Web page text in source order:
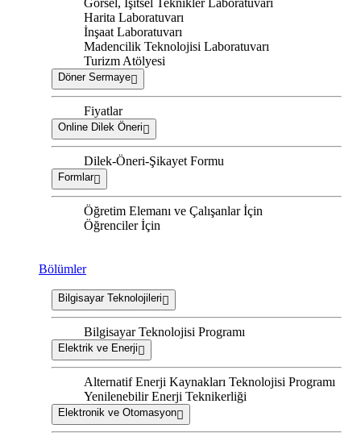
Görsel, İşitsel Teknikler Laboratuvarı
Harita Laboratuvarı
İnşaat Laboratuvarı
Madencilik Teknolojisi Laboratuvarı
Turizm Atölyesi
Döner Sermaye
Fiyatlar
Online Dilek Öneri
Dilek-Öneri-Şikayet Formu
Formlar
Öğretim Elemanı ve Çalışanlar İçin
Öğrenciler İçin
Bölümler
Bilgisayar Teknolojileri
Bilgisayar Teknolojisi Programı
Elektrik ve Enerji
Alternatif Enerji Kaynakları Teknolojisi Programı
Yenilenebilir Enerji Teknikerliği
Elektronik ve Otomasyon